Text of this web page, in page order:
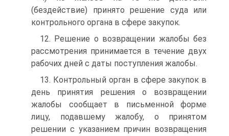
(бездействие) принято решение суда или
контрольного органа в сфере закупок.
12. Решение о возвращении жалобы без
рассмотрения принимается в течение двух
рабочих дней с даты поступления жалобы.
13. Контрольный орган в сфере закупок в
день принятия решения о возвращении
жалобы сообщает в письменной форме
лицу, подавшему жалобу, о принятом
решении с указанием причин возвращения